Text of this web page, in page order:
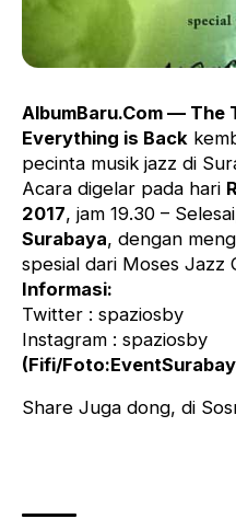
AlbumBaru.Com — The
Everything is Back
pecinta musik jazz di
Acara digelar pada hari
2017, jam 19.30 –
Surabaya, dengan
spesial dari Moses Jazz
Informasi:
Twitter : spaziosby
Instagram : spaziosby
(Fifi/
Share Juga dong, di